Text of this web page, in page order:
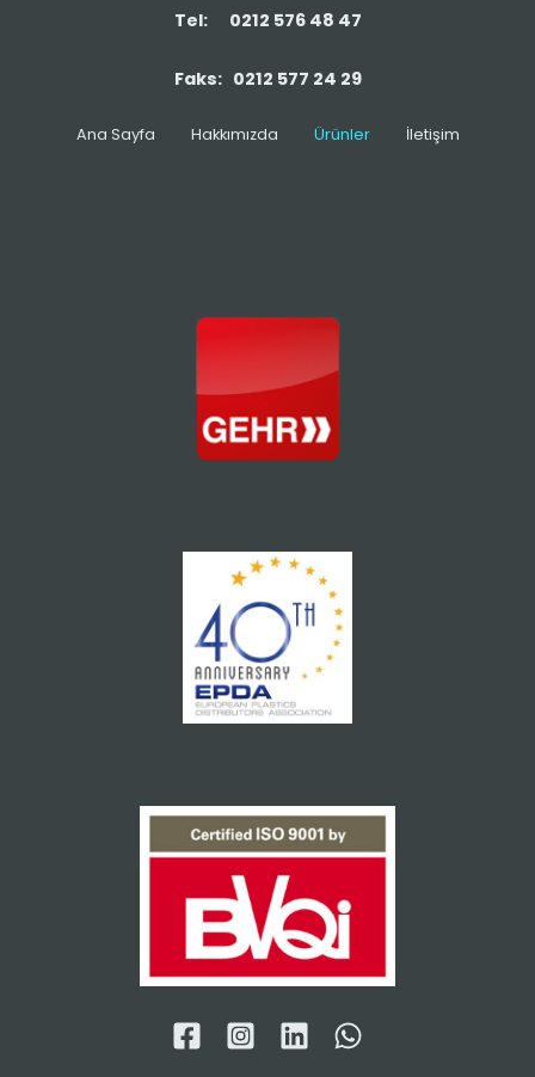
Tel: 0212 576 48 47
Faks: 0212 577 24 29
Ana Sayfa Hakkımızda Ürünler İletişim